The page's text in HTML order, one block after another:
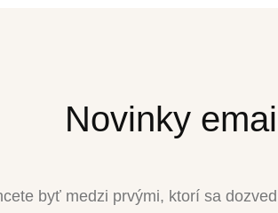
Novinky
byť medzi prvými, ktorí sa